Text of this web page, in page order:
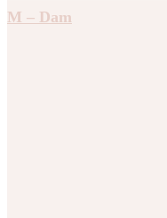
M – Dam